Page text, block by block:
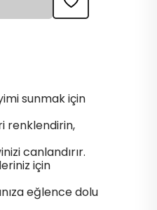
sunmak için
renklendirin,
canlandırır.
için
eğlence dolu